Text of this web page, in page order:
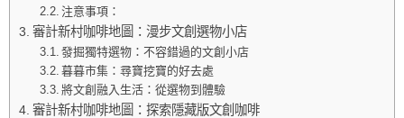
注意事項：
審計新村咖啡地圖：漫步文創選物小店
發掘獨特選物：不容錯過的文創小店
暮暮市集：尋寶挖寶的好去處
將文創融入生活：從選物到體驗
審計新村咖啡地圖：探索隱藏版文創咖啡